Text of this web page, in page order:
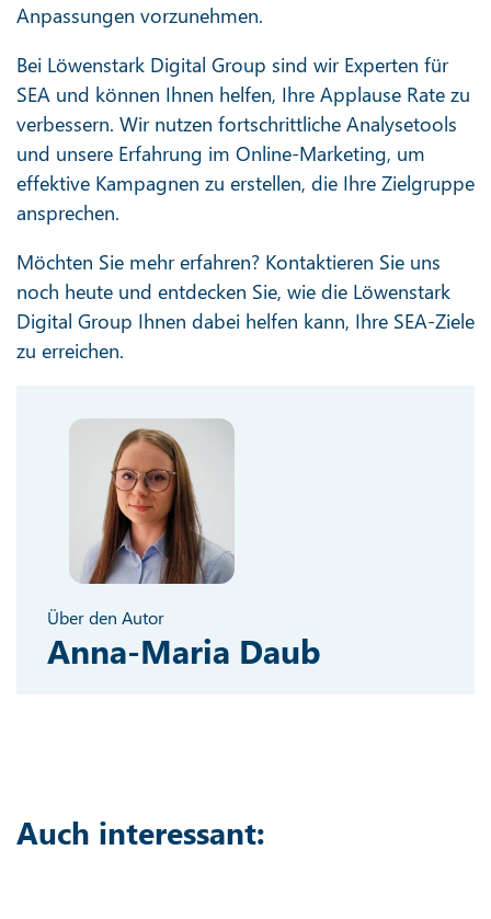
Anpassungen vorzunehmen.
Bei Löwenstark Digital Group sind wir Experten für
SEA und können Ihnen helfen, Ihre Applause Rate zu
verbessern. Wir nutzen fortschrittliche Analysetools
und unsere Erfahrung im Online-Marketing, um
effektive Kampagnen zu erstellen, die Ihre Zielgruppe
ansprechen.
Möchten Sie mehr erfahren? Kontaktieren Sie uns
noch heute und entdecken Sie, wie die Löwenstark
Digital Group Ihnen dabei helfen kann, Ihre SEA-Ziele
zu erreichen.
Über den Autor
Anna-Maria Daub
Auch interessant: